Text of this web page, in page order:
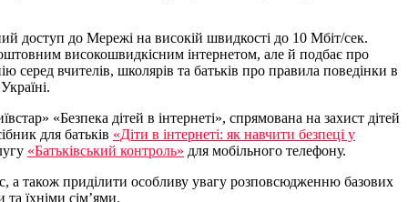
доступ до Мережі на високій швидкості до 10 Мбіт/сек.
високошвидкісним інтернетом, але й подбає про
вчителів, школярів та батьків про правила поведінки в
«Безпека дітей в інтернеті», спрямована на захист дітей
для батьків «Діти в інтернеті: як навчити безпеці у
«Батьківський контроль» для мобільного телефону.
а також приділити особливу увагу розповсюдженню базових
їхніми сім’ями.